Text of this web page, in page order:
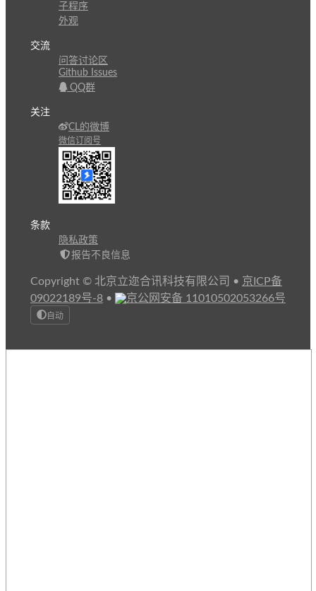
子程序
外观
交流
问答讨论区
Github Issues
QQ群
关注
CL的微博
微信订阅号
条款
隐私政策
报告不良信息
Copyright © 北京立迩合讯科技有限公司 • 京ICP备
09022189号-8 • 京公网安备 11010502053266号
自动